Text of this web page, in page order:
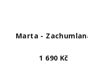
Marta -
1 690 Kč